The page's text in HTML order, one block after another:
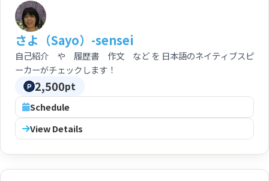
自己紹介 や 履歴書 作文 など を 日本語のネイティブスピ
ーカーがチェックします！
さよ（Sayo）-sensei
2,500pt
Schedule
View Details